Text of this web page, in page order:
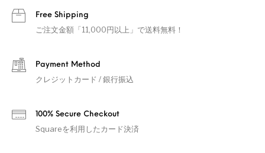
Free Shipping
ご注文金額「11,000円以上」で送料無料！
Payment Method
クレジットカード / 銀行振込
100% Secure Checkout
Squareを利用したカード決済